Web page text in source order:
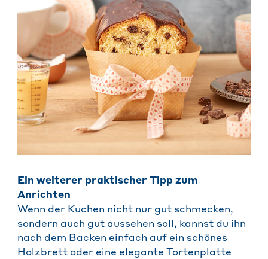
Ein weiterer praktischer Tipp zum
Anrichten
Wenn der Kuchen nicht nur gut schmecken,
sondern auch gut aussehen soll, kannst du ihn
nach dem Backen einfach auf ein schönes
Holzbrett oder eine elegante Tortenplatte